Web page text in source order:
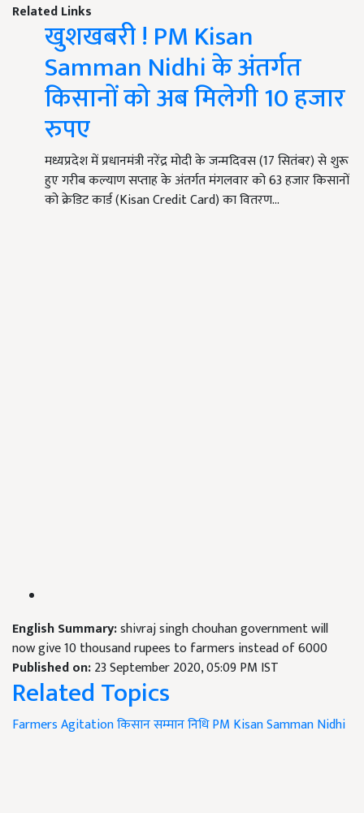
Related Links
खुशखबरी ! PM Kisan
Samman Nidhi के अंतर्गत
किसानों को अब मिलेगी 10 हजार
रुपए
मध्यप्रदेश में प्रधानमंत्री नरेंद्र मोदी के जन्मदिवस (17 सितंबर) से शुरू
हुए गरीब कल्याण सप्ताह के अंतर्गत मंगलवार को 63 हजार किसानों
को क्रेडिट कार्ड (Kisan Credit Card) का वितरण…
English Summary:shivraj singh chouhan government will
now give 10 thousand rupees to farmers instead of 6000
Published on:23 September 2020, 05:09 PM IST
Related Topics
Farmers Agitationकिसान सम्मान निधिPM Kisan Samman Nidhi